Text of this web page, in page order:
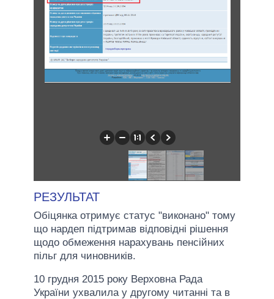
РЕЗУЛЬТАТ
Обіцянка отримує статус "виконано" тому
що нардеп підтримав відповідні рішення
щодо обмеження нарахувань пенсійних
пільг для чиновників.
10 грудня 2015 року Верховна Рада
України ухвалила у другому читанні та в